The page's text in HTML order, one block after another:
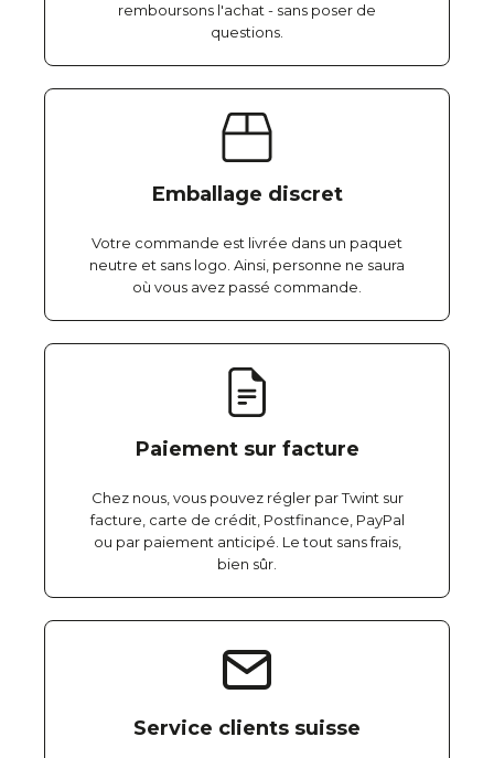
remboursons l'achat - sans poser de
questions.
Emballage discret
Votre commande est livrée dans un paquet
neutre et sans logo. Ainsi, personne ne saura
où vous avez passé commande.
Paiement sur facture
Chez nous, vous pouvez régler par Twint sur
facture, carte de crédit, Postfinance, PayPal
ou par paiement anticipé. Le tout sans frais,
bien sûr.
Service clients suisse